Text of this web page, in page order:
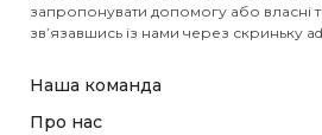
запропонувати допомогу або власні
зв’язавшись із нами через скриньку
Наша команда
Про нас